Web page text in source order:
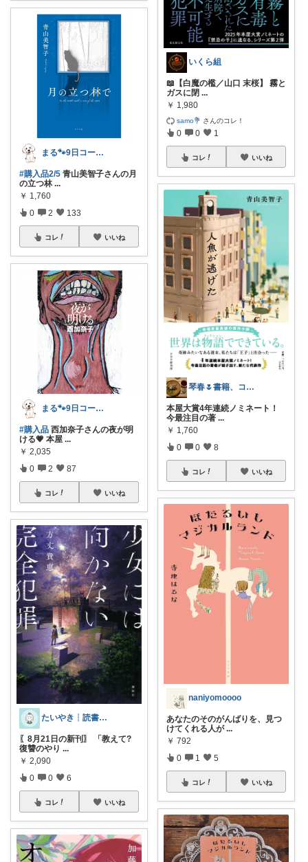
まる🐾9日コーデUP♡いつも感謝✽
#購入品2/5 青山美智子さんの月
の立つ林 ...
￥ 1,760
0 2 133
コレ いいね
まる🐾9日コーデUP♡いつも感謝✽
#購入品 西加奈子さんの夜が明
ける💗 本屋 ...
￥ 2,035
0 2 87
コレ いいね
たいやき┆読書・推し活・文房具
〖8月21日の新刊〗 「教えて?
復讐のやり ...
￥ 2,090
0 0 6
コレ いいね
いくら組
📖【白魔の檻／山口 末桜】 霧と
ガスに閉 ...
￥ 1,980
samo💐 さんのコレ！
0 0 1
コレ いいね
琴春🌷書籍、コスメ好き📚💄
本屋大賞4年連続ノミネート！
今最注目の著 ...
￥ 1,760
0 0 8
コレ いいね
naniyomoooo
あなたのそのがんばりを、見つ
けてくれる人が ...
￥ 792
0 1 5
コレ いいね